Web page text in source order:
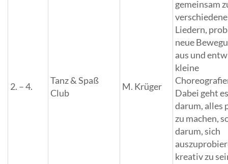
2. – 4.
Tanz & Spaß
Club
M. Krüger
gemeinsam
Liedern,
neue
aus und
kleine
Dabei geht
darum, alles
zu machen,
darum, sich
kreativ zu